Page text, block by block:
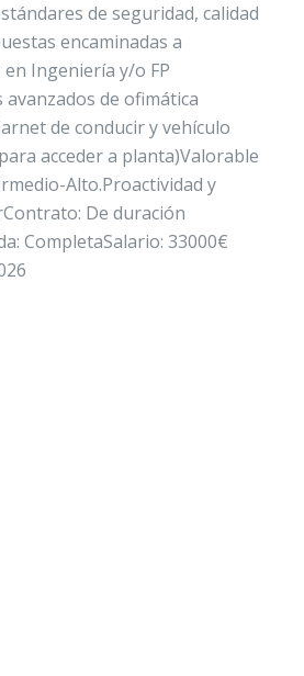
de seguridad, calidad
encaminadas a
en Ingeniería y/o FP
avanzados de ofimática
de conducir y vehículo
acceder a planta)Valorable
Alto.Proactividad y
De duración
CompletaSalario: 33000€